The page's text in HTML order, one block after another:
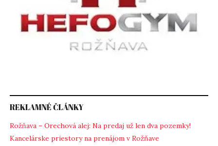
REKLAMNÉ ČLÁNKY
Rožňava – Orechová alej: Na predaj už len dva pozemky!
Kancelárske priestory na prenájom v Rožňave